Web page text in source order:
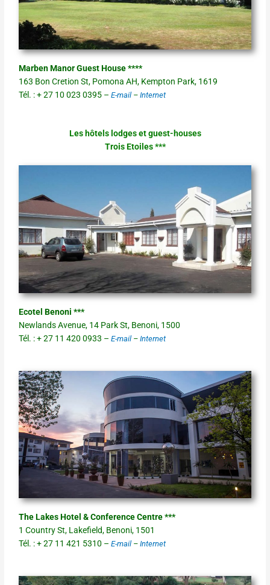
Marben Manor Guest House ****
163 Bon Cretion St, Pomona AH, Kempton Park, 1619
Tél. : + 27 10 023 0395 –E-mail –Internet
Les hôtels lodges et guest-houses
Trois Etoiles ***
Ecotel Benoni ***
Newlands Avenue, 14 Park St, Benoni, 1500
Tél. : + 27 11 420 0933 –E-mail –Internet
The Lakes Hotel & Conference Centre ***
1 Country St, Lakefield, Benoni, 1501
Tél. : + 27 11 421 5310 –E-mail –Internet